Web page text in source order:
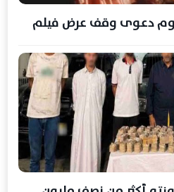
دعوى وقف عرض فيلم